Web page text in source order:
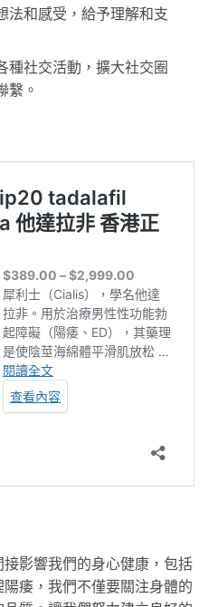
法和感受，給予理解和支
種社交活動，擴大社交圈
繫。
影響我們的身心健康，包括
痿，我們不僅要關注身體的